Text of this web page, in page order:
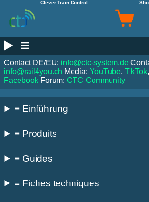
Clever Train Control
≡
Contact DE/EU: info@ctc-system.de
info@rail4you.ch Media: YouTube, TikTok,
Facebook Forum: CTC-Community
≡ Einführung
≡ Produits
≡ Guides
≡ Fiches techniques